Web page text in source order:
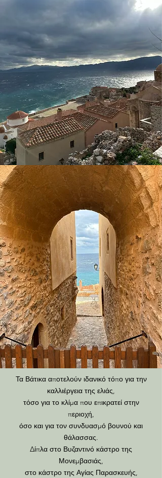
Τα Βάτικα αποτελούν ιδανικό τόπο για την
καλλιέργεια της ελιάς,
τόσο για το κλίμα που επικρατεί στην
περιοχή,
όσο και για τον συνδυασμό βουνού και
θάλασσας.
Δίπλα στο Βυζαντινό κάστρο της
Μονεμβασιάς,
στο κάστρο της Αγίας Παρασκευής,